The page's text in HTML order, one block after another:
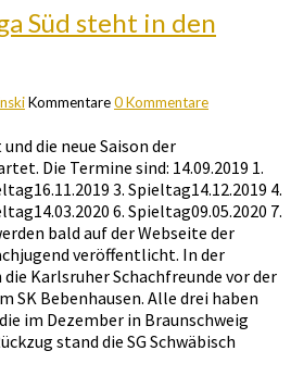
Süd steht in den
Kommentare0 Kommentare
die neue Saison der
Die Termine sind: 14.09.2019 1.
3. Spieltag14.12.2019 4.
6. Spieltag09.05.2020 7.
bald auf der Webseite der
veröffentlicht. In der
Karlsruher Schachfreunde vor der
SK Bebenhausen. Alle drei haben
im Dezember in Braunschweig
stand die SG Schwäbisch